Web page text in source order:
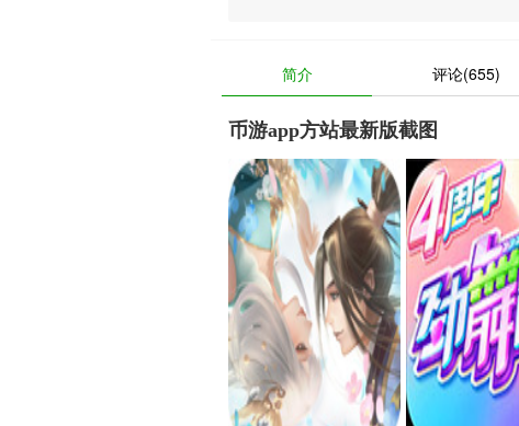
简介 评论(655)
币游app方站最新版截图